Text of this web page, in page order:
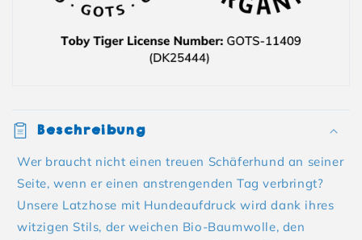
Beschreibung
Wer braucht nicht einen treuen Schäferhund an seiner
Seite, wenn er einen anstrengenden Tag verbringt?
Unsere Latzhose mit Hundeaufdruck wird dank ihres
witzigen Stils, der weichen Bio-Baumwolle, den